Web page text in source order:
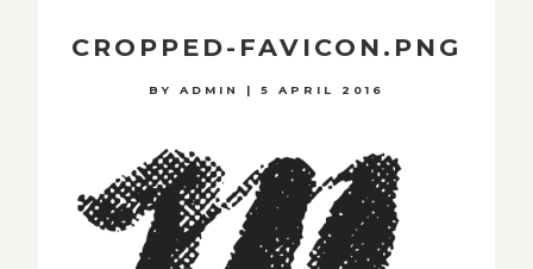
CROPPED-FAVICON.PNG
BY ADMIN | 5 APRIL 2016